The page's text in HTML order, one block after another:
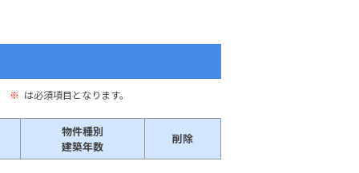
※ は必須項目となります。
物件種別
建築年数
削除